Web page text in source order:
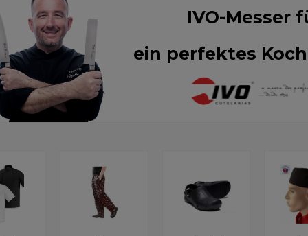
IVO-Messer
ein perfektes